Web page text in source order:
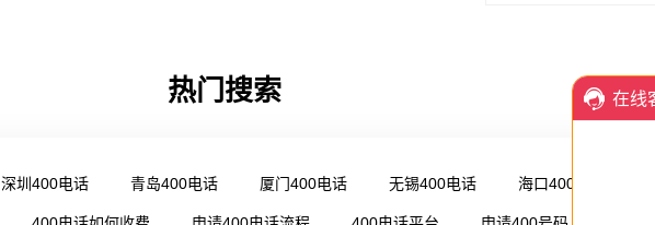
热门搜索
深圳400电话 青岛400电话 厦门400电话 无锡400电话 海口400电话